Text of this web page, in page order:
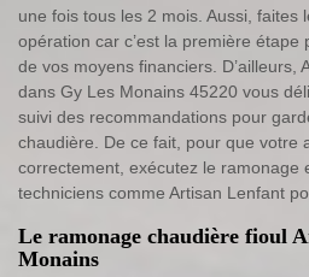
une fois tous les 2 mois. Aussi, faites
opération car c’est la première
de vos moyens financiers. D’ailleurs,
dans Gy Les Monains 45220 vous
suivi des recommandations pour
chaudière. De ce fait, pour que votre
correctement, exécutez le ramonage
techniciens comme Artisan Lenfant
Le ramonage chaudière fioul
Monains